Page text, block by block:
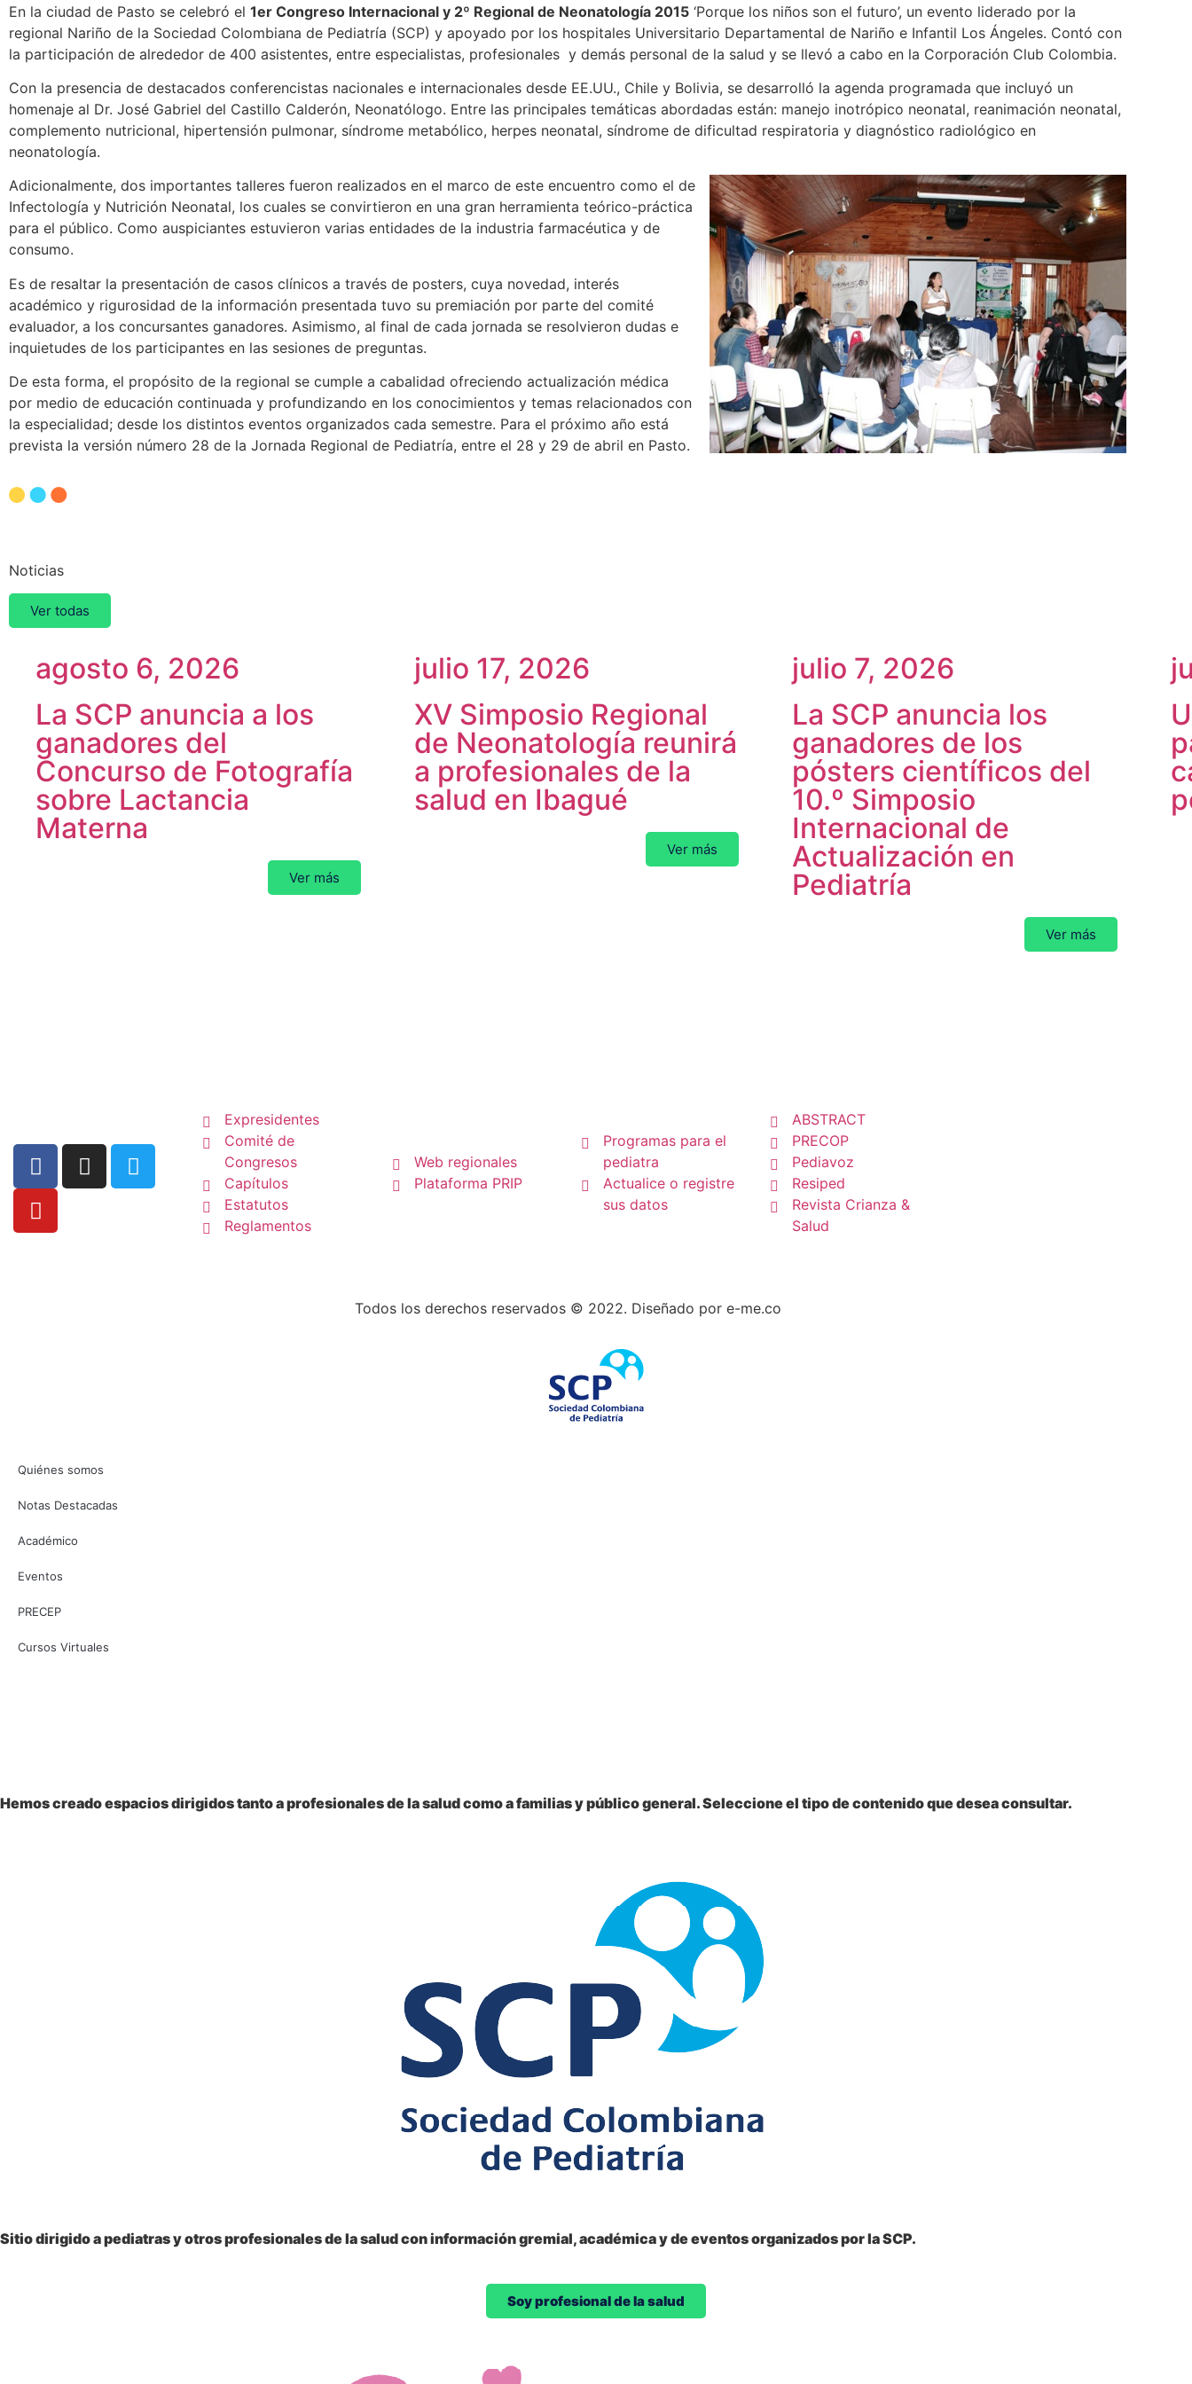
En la ciudad de Pasto se celebró el 1er Congreso Internacional y 2º Regional de Neonatología 2015 ‘Porque los niños son el futuro’, un evento liderado por la
regional Nariño de la Sociedad Colombiana de Pediatría (SCP) y apoyado por los hospitales Universitario Departamental de Nariño e Infantil Los Ángeles. Contó con
la participación de alrededor de 400 asistentes, entre especialistas, profesionales y demás personal de la salud y se llevó a cabo en la Corporación Club Colombia.
Con la presencia de destacados conferencistas nacionales e internacionales desde EE.UU., Chile y Bolivia, se desarrolló la agenda programada que incluyó un
homenaje al Dr. José Gabriel del Castillo Calderón, Neonatólogo. Entre las principales temáticas abordadas están: manejo inotrópico neonatal, reanimación neonatal,
complemento nutricional, hipertensión pulmonar, síndrome metabólico, herpes neonatal, síndrome de dificultad respiratoria y diagnóstico radiológico en
neonatología.
Adicionalmente, dos importantes talleres fueron realizados en el marco de este encuentro como el de
Infectología y Nutrición Neonatal, los cuales se convirtieron en una gran herramienta teórico-práctica
para el público. Como auspiciantes estuvieron varias entidades de la industria farmacéutica y de
consumo.
Es de resaltar la presentación de casos clínicos a través de posters, cuya novedad, interés
académico y rigurosidad de la información presentada tuvo su premiación por parte del comité
evaluador, a los concursantes ganadores. Asimismo, al final de cada jornada se resolvieron dudas e
inquietudes de los participantes en las sesiones de preguntas.
De esta forma, el propósito de la regional se cumple a cabalidad ofreciendo actualización médica
por medio de educación continuada y profundizando en los conocimientos y temas relacionados con
la especialidad; desde los distintos eventos organizados cada semestre. Para el próximo año está
prevista la versión número 28 de la Jornada Regional de Pediatría, entre el 28 y 29 de abril en Pasto.
Noticias
Ver todas
agosto 6, 2026
La SCP anuncia a los
ganadores del
Concurso de Fotografía
sobre Lactancia
Materna
Ver más
julio 17, 2026
XV Simposio Regional
de Neonatología reunirá
a profesionales de la
salud en Ibagué
Ver más
julio 7, 2026
La SCP anuncia los
ganadores de los
pósters científicos del
10.º Simposio
Internacional de
Actualización en
Pediatría
Ver más
Expresidentes
Comité de
Congresos
Capítulos
Estatutos
Reglamentos
Web regionales
Plataforma PRIP
Programas para el
pediatra
Actualice o registre
sus datos
ABSTRACT
PRECOP
Pediavoz
Resiped
Revista Crianza &
Salud
Todos los derechos reservados © 2022. Diseñado por e-me.co
Quiénes somos
Notas Destacadas
Académico
Eventos
PRECEP
Cursos Virtuales
Hemos creado espacios dirigidos tanto a profesionales de la salud como a familias y público general. Seleccione el tipo de contenido que desea consultar.
Sitio dirigido apediatras y otros profesionalesde la salud con información gremial, académica y de eventos organizados por la SCP.
Soy profesional de la salud